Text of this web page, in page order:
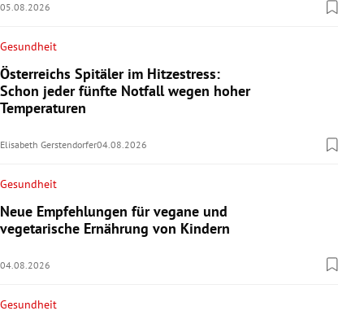
05.08.2026
Gesundheit
Österreichs Spitäler im Hitzestress:
Schon jeder fünfte Notfall wegen hoher
Temperaturen
Elisabeth Gerstendorfer04.08.2026
Gesundheit
Neue Empfehlungen für vegane und
vegetarische Ernährung von Kindern
04.08.2026
Gesundheit